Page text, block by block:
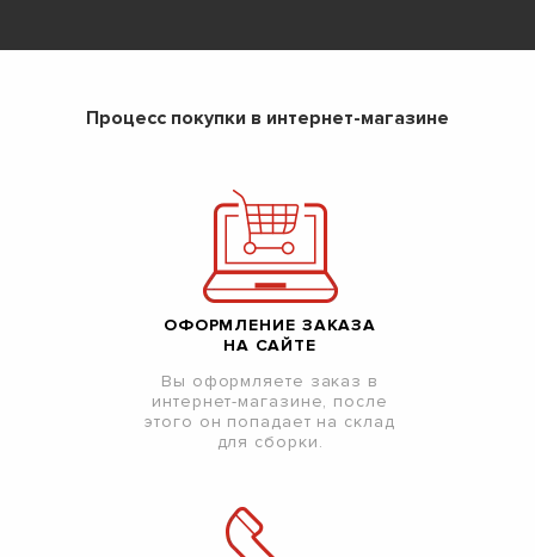
Процесс покупки в интернет-магазине
ОФОРМЛЕНИЕ ЗАКАЗА
НА САЙТЕ
Вы оформляете заказ в
интернет-магазине, после
этого он попадает на склад
для сборки.